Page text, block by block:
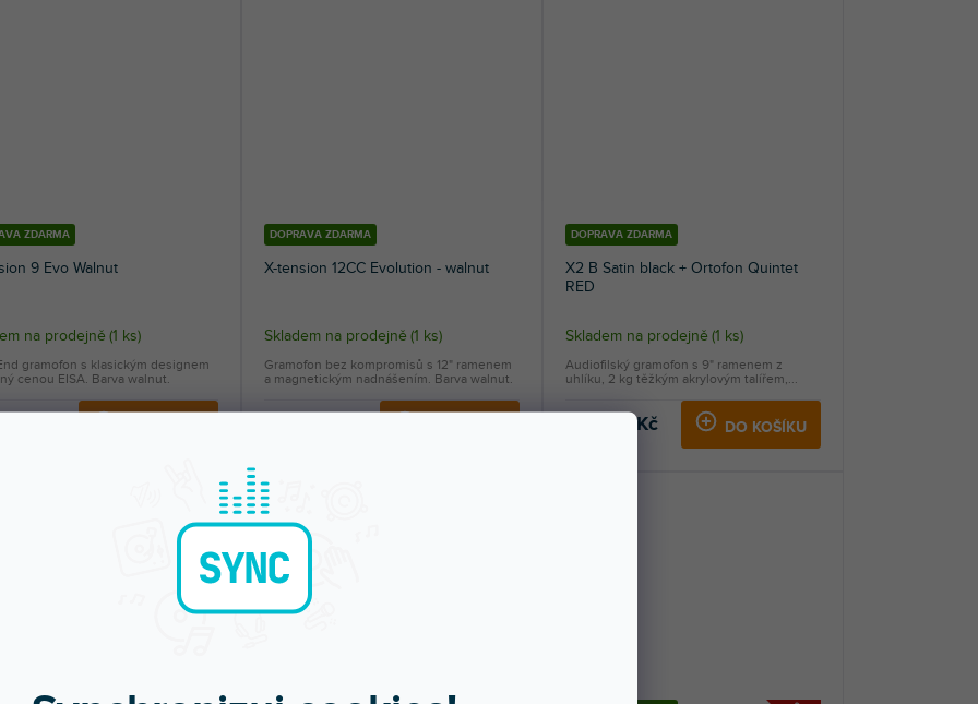
ZDARMA
9 Evo Walnut
na prodejně (1 ks)
gramofon s klasickým designem
cenou EISA. Barva walnut.
DOPRAVA ZDARMA
X-tension 12CC Evolution - walnut
Skladem na prodejně (1 ks)
Gramofon bez kompromisů s 12" ramenem
a magnetickým nadnášením. Barva walnut.
DOPRAVA ZDARMA
X2 B Satin black + Ortofon Quintet
RED
Skladem na prodejně (1 ks)
42 490 Kč DO KOŠÍKU
Audiofilský gramofon s 9" ramenem z
uhlíku, 2 kg těžkým akrylovým talířem,...